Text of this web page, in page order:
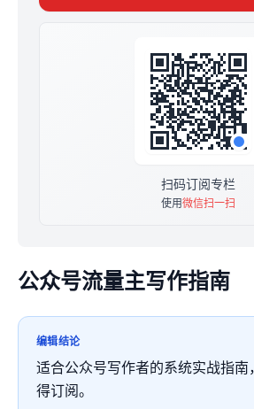
扫码订阅专栏
使用微信扫一扫
公众号流量主写作指南
编辑结论
适合公众号写作者的系统实战指南
得订阅。